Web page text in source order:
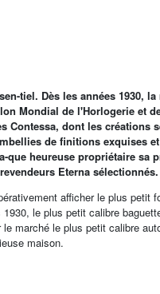
tiel. Dès les années 1930,
Mondial de l'Horlogerie et
Contessa, dont les créations
de finitions exquises
que heureuse propriétaire sa
Eterna sélectionnés.
afficher le plus petit
le plus petit calibre
marché le plus petit calibre
maison.